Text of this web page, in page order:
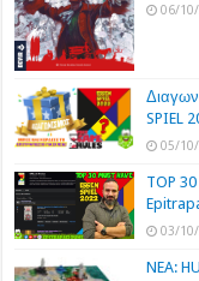
06/
SPIEL
05/
TOP
03/
NEA: